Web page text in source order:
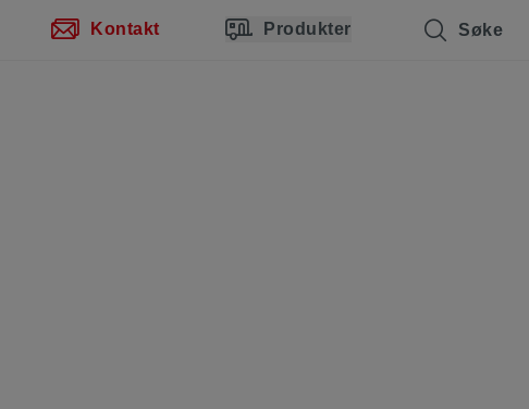
Kontakt Produkter Søke